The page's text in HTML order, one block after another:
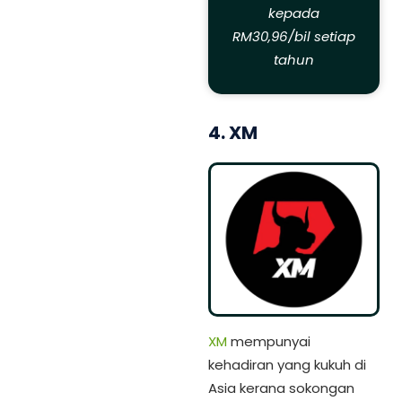
kepada
RM30,96/bil setiap
tahun
4. XM
XM mempunyai
kehadiran yang kukuh di
Asia kerana sokongan